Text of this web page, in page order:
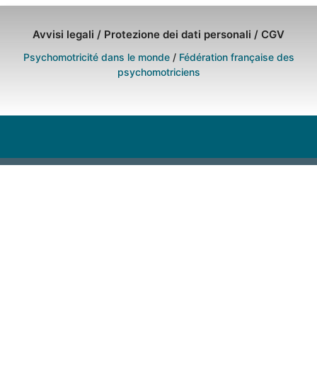
Avvisi legali / Protezione dei dati personali / CGV
Psychomotricité dans le monde/ Fédération française des
psychomotriciens